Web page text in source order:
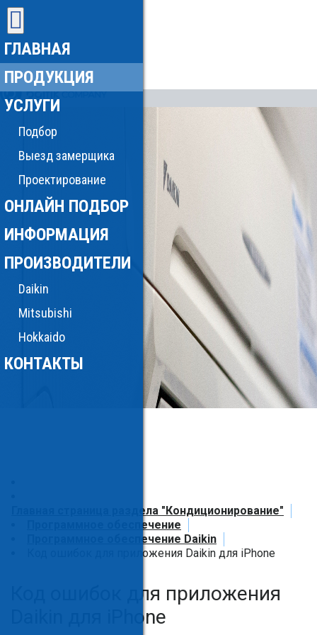
ГЛАВНАЯ
ПРОДУКЦИЯ
УСЛУГИ
Подбор
Выезд замерщика
Проектирование
ОНЛАЙН ПОДБОР
ИНФОРМАЦИЯ
ПРОИЗВОДИТЕЛИ
Daikin
Mitsubishi
Hokkaido
КОНТАКТЫ
Главная страница раздела "Кондиционирование"
Программное обеспечение
Программное обеспечение Daikin
Код ошибок для приложения Daikin для iPhone
Код ошибок для приложения
Daikin для iPhone